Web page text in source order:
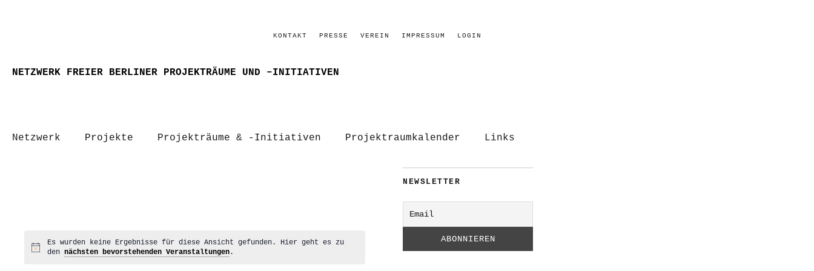
KONTAKT PRESSE VEREIN IMPRESSUM LOGIN
NETZWERK FREIER BERLINER PROJEKTRÄUME UND –INITIATIVEN
Netzwerk Projekte Projekträume & -Initiativen Projektraumkalender Links
Hinweis
Es wurden keine Ergebnisse für diese Ansicht gefunden. Hier geht es zu
den nächsten bevorstehenden Veranstaltungen.
NEWSLETTER